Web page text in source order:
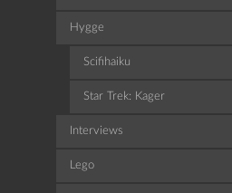
Hygge
Scifihaiku
Star Trek: Kager
Interviews
Lego